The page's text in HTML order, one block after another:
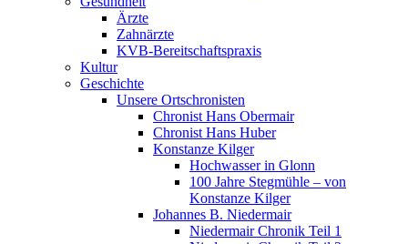
Ärzte
Zahnärzte
KVB-Bereitschaftspraxis
Kultur
Geschichte
Unsere Ortschronisten
Chronist Hans Obermair
Chronist Hans Huber
Konstanze Kilger
Hochwasser in Glonn
100 Jahre Stegmühle – von
Konstanze Kilger
Johannes B. Niedermair
Niedermair Chronik Teil 1